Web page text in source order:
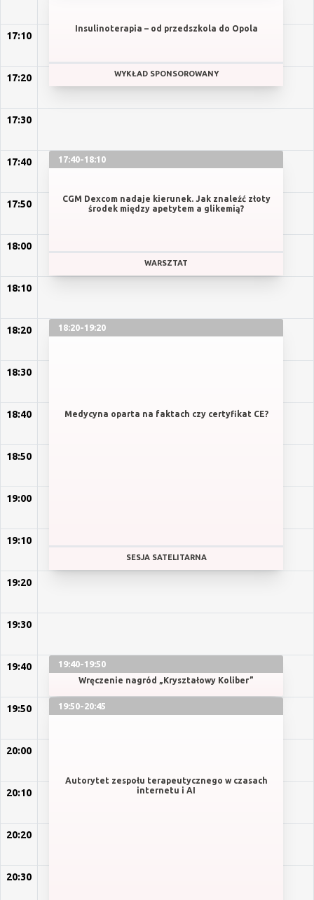
Insulinoterapia – od przedszkola do Opola
WYKŁAD SPONSOROWANY
17:10
17:20
17:30
17:40 17:40-18:10
CGM Dexcom nadaje kierunek. Jak znaleźć złoty
środek między apetytem a glikemią?
WARSZTAT
17:50
18:00
18:10
18:20 18:20-19:20
Medycyna oparta na faktach czy certyfikat CE?
SESJA SATELITARNA
18:30
18:40
18:50
19:00
19:10
19:20
19:30
19:40 19:40-19:50
Wręczenie nagród „Kryształowy Koliber”
19:50 19:50-20:45
Autorytet zespołu terapeutycznego w czasach
internetu i AI
20:00
20:10
20:20
20:30